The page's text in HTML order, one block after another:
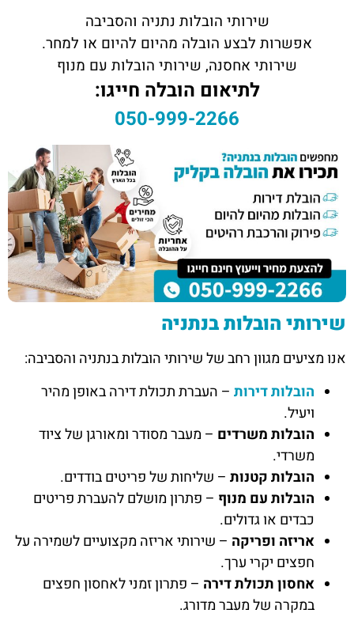
שירותי הובלות נתניה והסביבה
אפשרות לבצע הובלה מהיום להיום או למחר.
שירותי אחסנה, שירותי הובלות עם מנוף
לתיאום הובלה חייגו:
050-999-2266
שירותי הובלות בנתניה
אנו מציעים מגוון רחב של שירותי הובלות בנתניה והסביבה:
הובלות דירות – העברת תכולת דירה באופן מהיר
ויעיל.
הובלות משרדים – מעבר מסודר ומאורגן של ציוד
משרדי.
הובלות קטנות – שליחות של פריטים בודדים.
הובלות עם מנוף – פתרון מושלם להעברת פריטים
כבדים או גדולים.
אריזה ופריקה – שירותי אריזה מקצועיים לשמירה על
חפצים יקרי ערך.
אחסון תכולת דירה – פתרון זמני לאחסון חפצים
במקרה של מעבר מדורג.